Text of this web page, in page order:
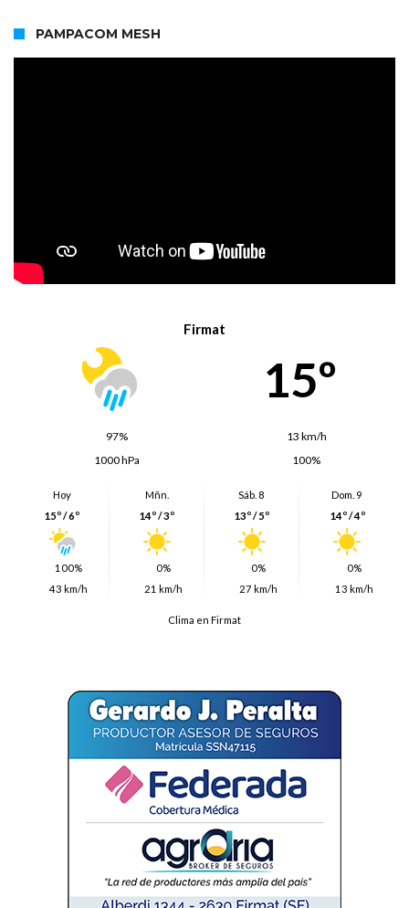
PAMPACOM MESH
Firmat
15º
97%
13 km/h
1000 hPa
100%
Hoy
15º / 6º
100%
43 km/h
Mñn.
14º / 3º
0%
21 km/h
Sáb. 8
13º / 5º
0%
27 km/h
Dom. 9
14º / 4º
0%
13 km/h
Clima en Firmat